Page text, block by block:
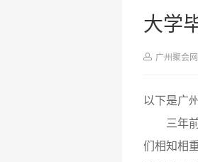
大学
广州聚会网
以下是广
三年前
们相知相